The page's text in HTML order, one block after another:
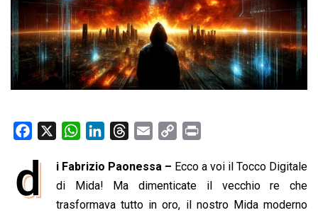
e
W
a
t
s
n
e
r
a
a
i
l
p
y
L
i
t
d i Fabrizio Paonessa – Ecco a voi il Tocco Digitale
di Mida! Ma dimenticate il vecchio re che
trasformava tutto in oro, il nostro Mida moderno